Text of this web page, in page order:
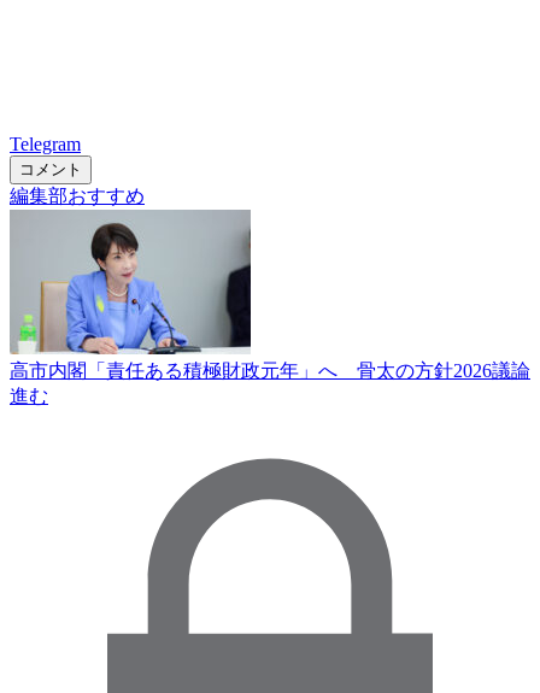
Telegram
コメント
編集部おすすめ
高市内閣「責任ある積極財政元年」へ 骨太の方針2026議論
進む